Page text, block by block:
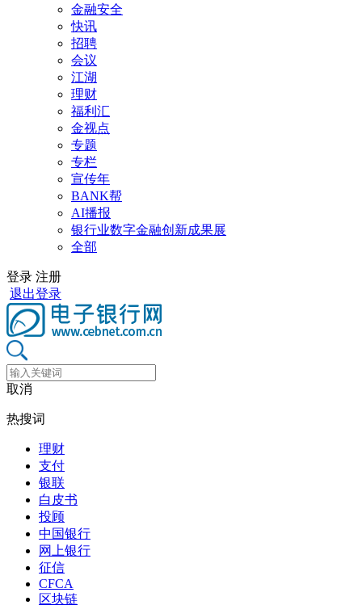
金融安全
快讯
招聘
会议
江湖
理财
福利汇
金视点
专题
专栏
宣传年
BANK帮
AI播报
银行业数字金融创新成果展
全部
登录 注册
退出登录
取消
热搜词
理财
支付
银联
白皮书
投顾
中国银行
网上银行
征信
CFCA
区块链